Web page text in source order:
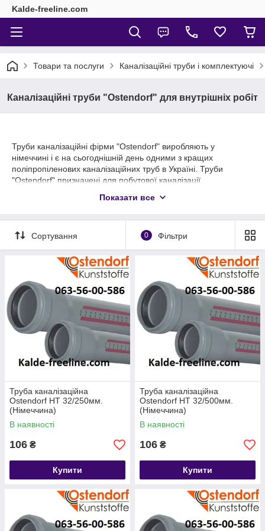
Kalde-freeline.com
Товари та послуги Каналізаційні труби і комплектуючі
Каналізаційні труби "Ostendorf" для внутрішніх робіт
Труби каналізаційні фірми "Ostendorf" виробляють у
німеччині і є на сьогоднішній день одними з кращих
поліпропіленових каналізаційних труб в Україні. Труби
"Ostendorf" призначені для побутової каналізації,
Завдяки міцності, саме труби "Ostendorf" легкі в монтажі і
зручні в транспортуванні.
гарантовану знижку.
Підприємство Ostendorf Kunststoffe було засновано 1 травня
Показати все
Сортування 0 Фільтри
Труба каналізаційна
Ostendorf HT 32/250мм.
(Німеччина)
В наявності
106 ₴
Купити
Труба каналізаційна
Ostendorf HT 32/500мм.
(Німеччина)
В наявності
106 ₴
Купити